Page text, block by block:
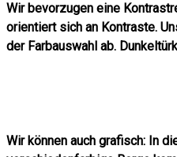
Wir bevorzugen eine
orientiert sich an Kontraste.
der Farbauswahl ab.
Wir können auch grafisch: In